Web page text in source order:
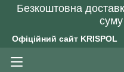
Безкоштовна
Офіційний сайт KRISPOL